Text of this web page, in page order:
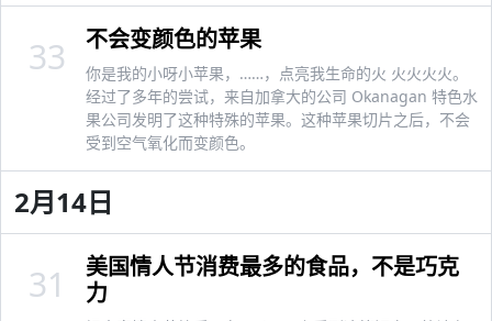
不会变颜色的苹果
你是我的小呀小苹果，……，点亮我生命的火 火火火火。
经过了多年的尝试，来自加拿大的公司 Okanagan 特色水
果公司发明了这种特殊的苹果。这种苹果切片之后，不会
受到空气氧化而变颜色。
33
2月14日
美国情人节消费最多的食品，不是巧克
力
31